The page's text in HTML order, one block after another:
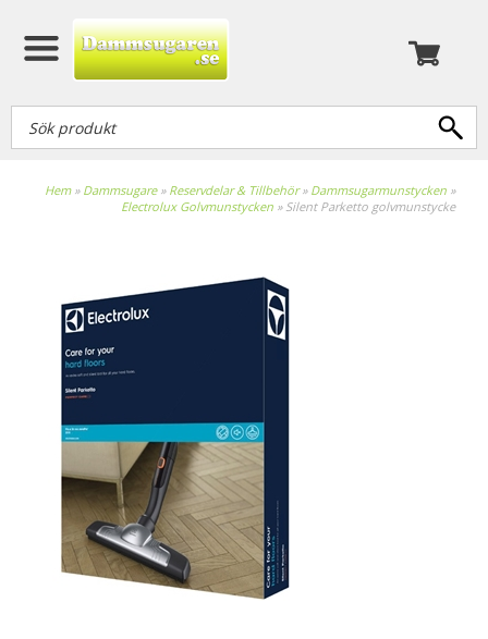
Hem» Dammsugare» Reservdelar & Tillbehör» Dammsugarmunstycken »
Electrolux Golvmunstycken » Silent Parketto golvmunstycke